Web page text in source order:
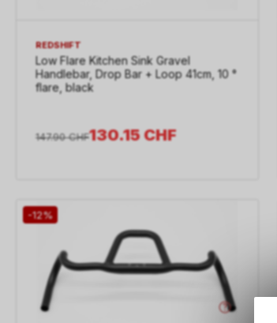
REDSHIFT
Low Flare Kitchen Sink Gravel
Handlebar, Drop Bar + Loop 41cm, 10 °
flare, black
130.15CHF
147.90 CHF
-12%